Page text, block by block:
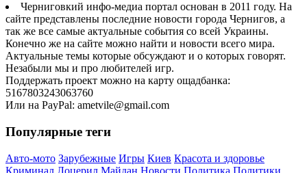
Черниговкий инфо-медиа портал основан в 2011 году. На
сайте представлены последние новости города Чернигов, а
так же все самые актуальные события со всей Украины.
Конечно же на сайте можно найти и новости всего мира.
Актуальные темы которые обсуждают и о которых говорят.
Незабыли мы и про любителей игр.
Поддержать проект можно на карту ощадбанка:
5167803243063760
Или на PayPal: ametvile@gmail.com
Популярные теги
Авто-мото Зарубежные Игры Киев Красота и здоровье
Криминал Лоцерил Майдан Новости Политика Политики